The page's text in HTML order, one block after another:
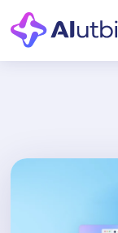
Skip
to
content